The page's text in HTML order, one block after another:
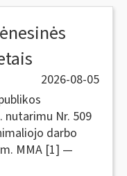
2026-08-05
nutarimu Nr. 509
darbo
MMA [1] —